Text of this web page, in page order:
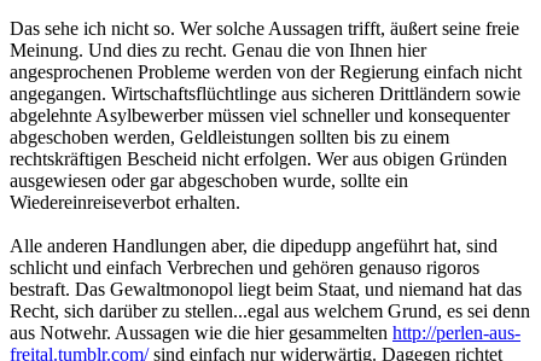
Das sehe ich nicht so. Wer solche Aussagen trifft, äußert seine freie
Meinung. Und dies zu recht. Genau die von Ihnen hier
angesprochenen Probleme werden von der Regierung einfach nicht
angegangen. Wirtschaftsflüchtlinge aus sicheren Drittländern sowie
abgelehnte Asylbewerber müssen viel schneller und konsequenter
abgeschoben werden, Geldleistungen sollten bis zu einem
rechtskräftigen Bescheid nicht erfolgen. Wer aus obigen Gründen
ausgewiesen oder gar abgeschoben wurde, sollte ein
Wiedereinreiseverbot erhalten.
Alle anderen Handlungen aber, die dipedupp angeführt hat, sind
schlicht und einfach Verbrechen und gehören genauso rigoros
bestraft. Das Gewaltmonopol liegt beim Staat, und niemand hat das
Recht, sich darüber zu stellen...egal aus welchem Grund, es sei denn
aus Notwehr. Aussagen wie die hier gesammelten http://perlen-aus-
freital.tumblr.com/sind einfach nur widerwärtig. Dagegen richtet